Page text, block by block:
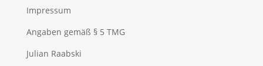
Impressum
Angaben gemäß § 5 TMG
Julian Raabski